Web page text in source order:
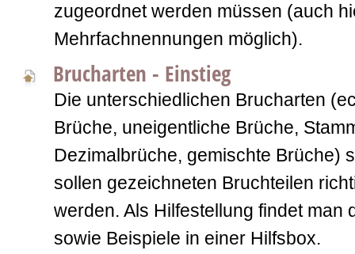
zugeordnet werden müssen (auch
Mehrfachnennungen möglich).
Brucharten - Einstieg
Die unterschiedlichen Brucharten
Brüche, uneigentliche Brüche,
Dezimalbrüche, gemischte Brüche)
sollen gezeichneten Bruchteilen
werden. Als Hilfestellung findet man
sowie Beispiele in einer Hilfsbox.